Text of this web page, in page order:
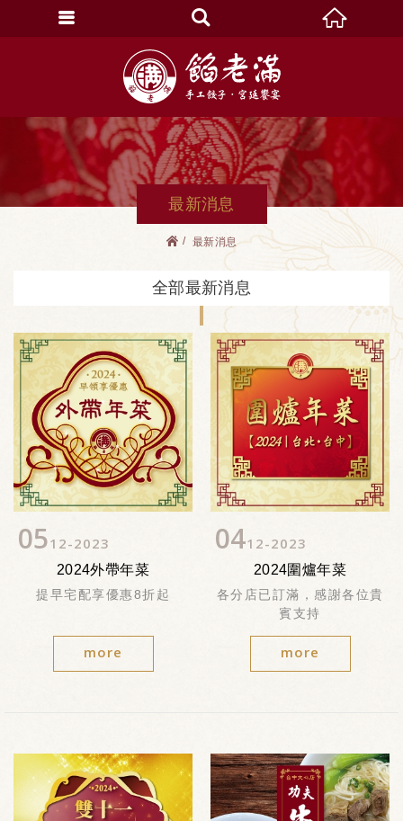
最新消息
最新消息
全部最新消息
0512 2023
2024外帶年菜
提早宅配享優惠8折起
more
0412 2023
2024圍爐年菜
各分店已訂滿，感謝各位貴
賓支持
more